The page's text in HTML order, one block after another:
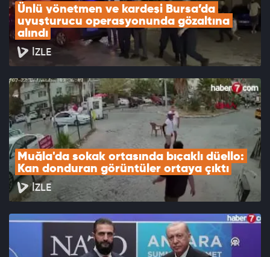
Ünlü yönetmen ve kardeşi Bursa’da
uyuşturucu operasyonunda gözaltına
alındı
İZLE
Muğla'da sokak ortasında bıçaklı düello:
Kan donduran görüntüler ortaya çıktı
İZLE